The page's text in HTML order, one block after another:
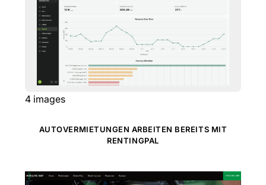
4 images
AUTOVERMIETUNGEN ARBEITEN BEREITS MIT
RENTINGPAL